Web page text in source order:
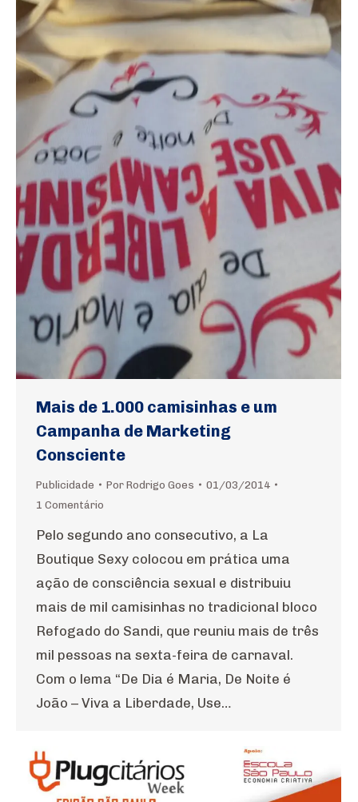
Mais de 1.000 camisinhas e um
Campanha de Marketing
Consciente
Publicidade Por Rodrigo Goes
01/03/2014
1 Comentário
Pelo segundo ano consecutivo, a La
Boutique Sexy colocou em prática uma
ação de consciência sexual e distribuiu
mais de mil camisinhas no tradicional bloco
Refogado do Sandi, que reuniu mais de três
mil pessoas na sexta-feira de carnaval.
Com o lema “De Dia é Maria, De Noite é
João – Viva a Liberdade, Use…